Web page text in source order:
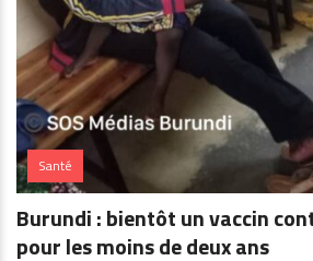
Santé
Burundi : bientôt un vaccin
pour les moins de deux ans